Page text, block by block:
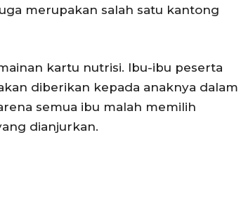
merupakan salah satu kantong
kartu nutrisi. Ibu-ibu peserta
diberikan kepada anaknya dalam
semua ibu malah memilih
dianjurkan.